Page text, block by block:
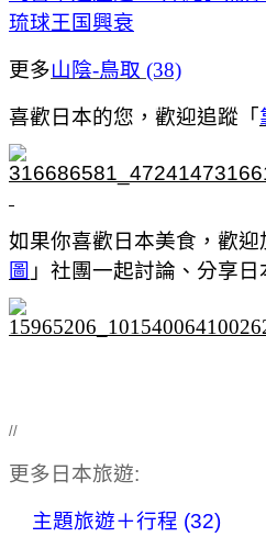
琉球王国興衰
更多山陰-鳥取 (38)
喜歡日本的您，歡迎追蹤「
如果你喜歡日本美食，歡迎
圖 」社團一起討論、分享日
//
更多日本旅遊:
主題旅遊＋行程 (32)